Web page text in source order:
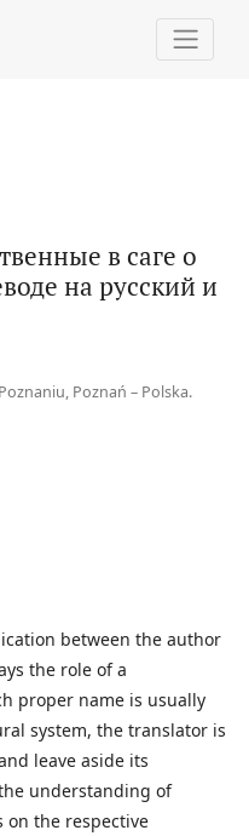
в саге о
на русский и
Poznań – Polska.
between the author
the role of a
proper name is usually
system, the translator is
leave aside its
understanding of
the respective